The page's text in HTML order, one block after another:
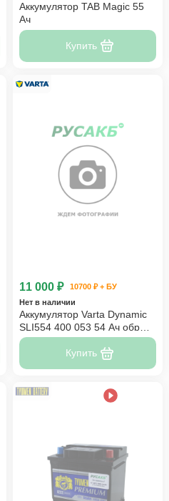
Аккумулятор TAB Magic 55
Ач
Купить
11 000 ₽
10700 ₽ + БУ
Нет в наличии
Аккумулятор Varta Dynamic
SLI554 400 053 54 Ач обр
пол
Купить